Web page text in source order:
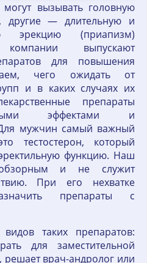
вызывать головную
другие — длительную и
эрекцию (приапизм)
компании выпускают
для повышения
чего ожидать от
и в каких случаях их
препараты
эффектами и
мужчин самый важный
тестостерон, который
функцию. Наш
обзорным и не служит
При его нехватке
препараты с
видов таких препаратов:
для заместительной
врач-андролог или